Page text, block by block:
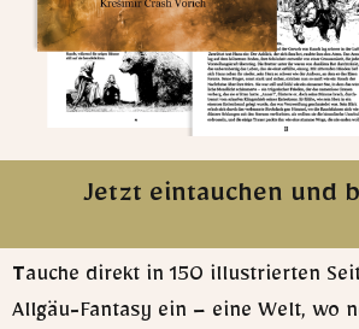
Jetzt eintauchen und
T auche direkt in 150 illustrierten
Allgäu-Fantasy ein – eine Welt, wo